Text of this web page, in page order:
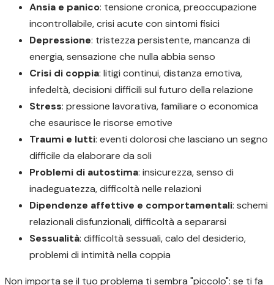
Ansia e panico: tensione cronica, preoccupazione
incontrollabile, crisi acute con sintomi fisici
Depressione: tristezza persistente, mancanza di
energia, sensazione che nulla abbia senso
Crisi di coppia: litigi continui, distanza emotiva,
infedeltà, decisioni difficili sul futuro della relazione
Stress: pressione lavorativa, familiare o economica
che esaurisce le risorse emotive
Traumi e lutti: eventi dolorosi che lasciano un segno
difficile da elaborare da soli
Problemi di autostima: insicurezza, senso di
inadeguatezza, difficoltà nelle relazioni
Dipendenze affettive e comportamentali: schemi
relazionali disfunzionali, difficoltà a separarsi
Sessualità: difficoltà sessuali, calo del desiderio,
problemi di intimità nella coppia
Non importa se il tuo problema ti sembra "piccolo": se ti fa